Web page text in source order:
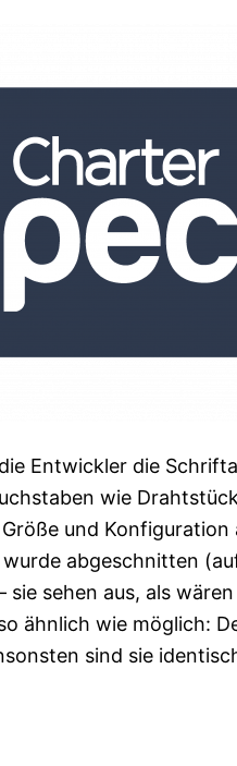
Entwickler die
wie
und
abgeschnitten (auf
sie sehen aus, als
ähnlich wie möglich:
sind sie